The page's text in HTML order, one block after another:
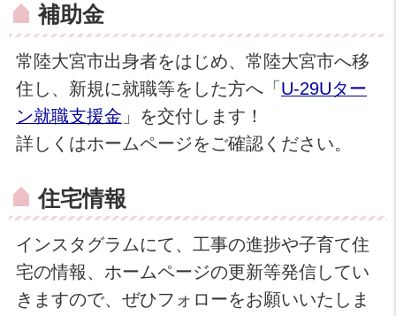
補助金
常陸大宮市出身者をはじめ、常陸大宮市へ移
住し、新規に就職等をした方へ「 U-29Uター
ン就職支援金 」を交付します！
詳しくはホームページをご確認ください。
住宅情報
インスタグラムにて、工事の進捗や子育て住
宅の情報、ホームページの更新等発信してい
きますので、ぜひフォローをお願いいたしま